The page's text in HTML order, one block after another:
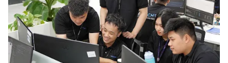
® Cấm sao chép dưới mọi hình thức nếu không có sự chấp
thuận bằng văn bản. Ghi rõ nguồn VTV.vn khi phát hành lại
thông tin từ website này.